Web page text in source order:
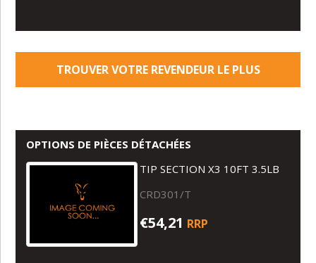
TROUVER VOTRE REVENDEUR LE PLUS
OPTIONS DE PIÈCES DÉTACHÉES
TIP SECTION X3 10FT 3.5LB
CRD301/T
€54,21 RRP